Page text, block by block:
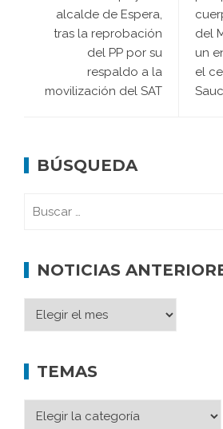
alcalde de Espera,
tras la reprobación
del PP por su
respaldo a la
movilización del SAT
del
un
el
BÚSQUEDA
NOTICIAS
TEMAS